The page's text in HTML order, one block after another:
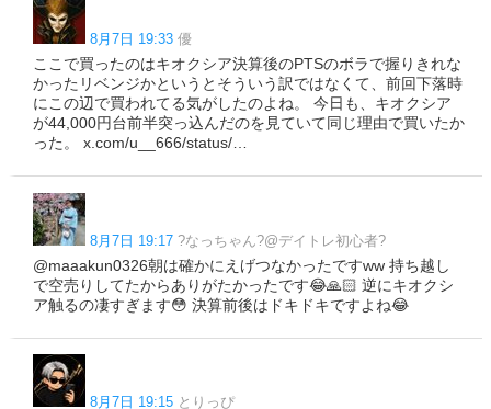
8月7日 19:33 優
ここで買ったのはキオクシア決算後のPTSのボラで握りきれな
かったリベンジかというとそういう訳ではなくて、前回下落時
にこの辺で買われてる気がしたのよね。 今日も、キオクシア
が44,000円台前半突っ込んだのを見ていて同じ理由で買いたか
った。 x.com/u__666/status/…
8月7日 19:17 ?なっちゃん?@デイトレ初心者?
@maaakun0326朝は確かにえげつなかったですww 持ち越し
で空売りしてたからありがたかったです😂🙏🏻 逆にキオクシ
ア触るの凄すぎます😳 決算前後はドキドキですよね😂
8月7日 19:15 とりっぴ